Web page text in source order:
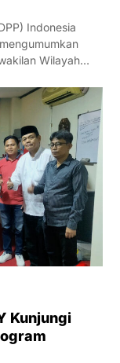
Indonesia
Wilayah…
Kunjungi